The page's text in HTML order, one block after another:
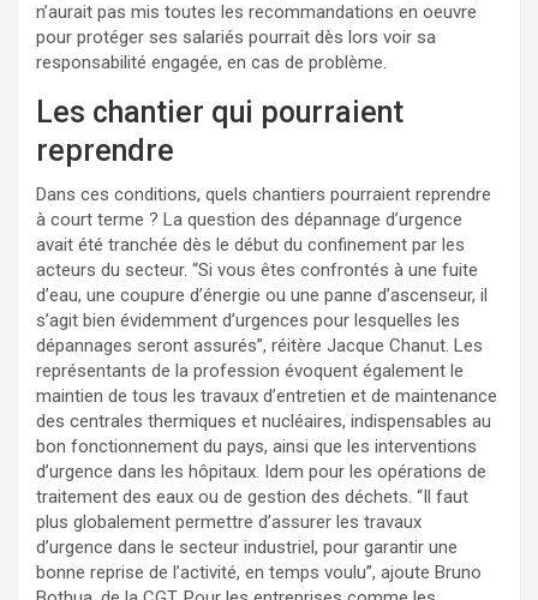
n’aurait pas mis toutes les recommandations en oeuvre
pour protéger ses salariés pourrait dès lors voir sa
responsabilité engagée, en cas de problème.
Les chantier qui pourraient
reprendre
Dans ces conditions, quels chantiers pourraient reprendre
à court terme ? La question des dépannage d’urgence
avait été tranchée dès le début du confinement par les
acteurs du secteur. “Si vous êtes confrontés à une fuite
d’eau, une coupure d’énergie ou une panne d’ascenseur, il
s’agit bien évidemment d’urgences pour lesquelles les
dépannages seront assurés”, réitère Jacque Chanut. Les
représentants de la profession évoquent également le
maintien de tous les travaux d’entretien et de maintenance
des centrales thermiques et nucléaires, indispensables au
bon fonctionnement du pays, ainsi que les interventions
d’urgence dans les hôpitaux. Idem pour les opérations de
traitement des eaux ou de gestion des déchets. “Il faut
plus globalement permettre d’assurer les travaux
d’urgence dans le secteur industriel, pour garantir une
bonne reprise de l’activité, en temps voulu”, ajoute Bruno